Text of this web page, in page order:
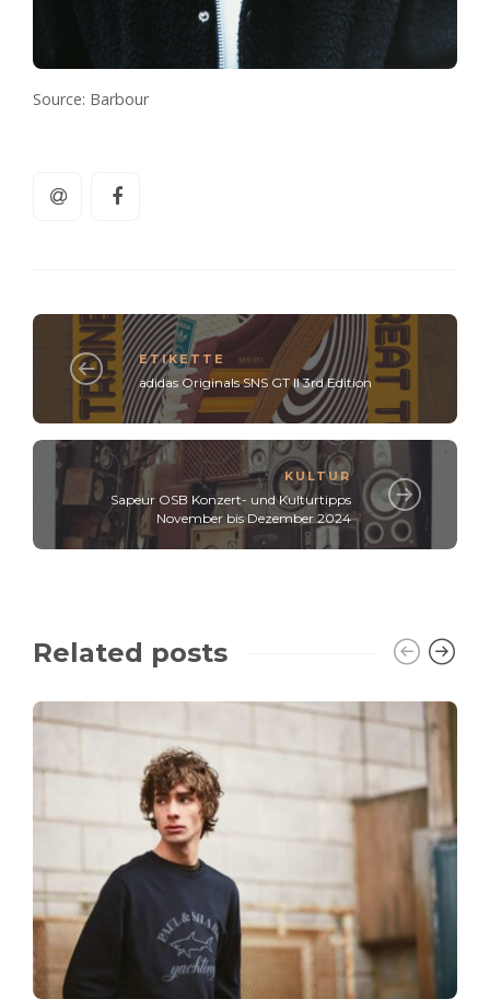
Source: Barbour
ETIKETTE
adidas Originals SNS GT II 3rd Edition
KULTUR
Sapeur OSB Konzert- und Kulturtipps
November bis Dezember 2024
Related posts